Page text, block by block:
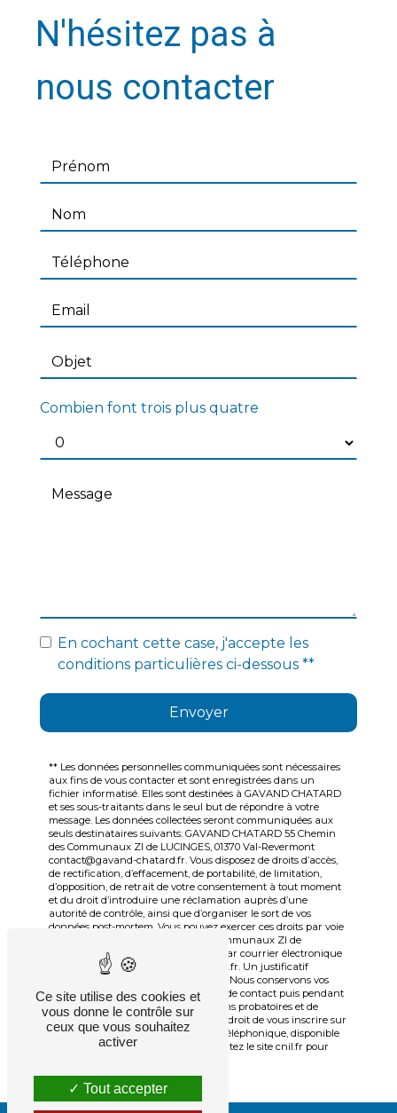
N'hésitez pas à
nous contacter
Combien font trois plus quatre
En cochant cette case, j'accepte les
conditions particulières ci-dessous **
Envoyer
** Les données personnelles communiquées sont nécessaires
aux fins de vous contacter et sont enregistrées dans un
fichier informatisé. Elles sont destinées à GAVAND CHATARD
et ses sous-traitants dans le seul but de répondre à votre
message. Les données collectées seront communiquées aux
seuls destinataires suivants: GAVAND CHATARD 55 Chemin
des Communaux ZI de LUCINGES, 01370 Val-Revermont
contact@gavand-chatard.fr. Vous disposez de droits d’accès,
de rectification, d’effacement, de portabilité, de limitation,
d’opposition, de retrait de votre consentement à tout moment
et du droit d’introduire une réclamation auprès d’une
autorité de contrôle, ainsi que d’organiser le sort de vos
données post-mortem. Vous pouvez exercer ces droits par voie
postale à l'adresse 55 Chemin des Communaux ZI de
LUCINGES, 01370 Val-Revermont ou par courrier électronique
à l'adresse contact@gavand-chatard.fr. Un justificatif
d'identité pourra vous être demandé. Nous conservons vos
données pendant la période de prise de contact puis pendant
la durée de prescription légale aux fins probatoires et de
gestion des contentieux. Vous avez le droit de vous inscrire sur
la liste d'opposition au démarchage téléphonique, disponible
à cette adresse:
Bloctel.gouv.fr
. Consultez le site cnil.fr pour
Ce site utilise des cookies et
vous donne le contrôle sur
ceux que vous souhaitez
activer
Tout accepter